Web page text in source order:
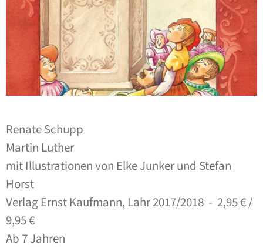
Renate Schupp
Martin Luther
mit Illustrationen von Elke Junker und Stefan
Horst
Verlag Ernst Kaufmann, Lahr 2017/2018 - 2,95 € /
9,95 €
Ab 7 Jahren